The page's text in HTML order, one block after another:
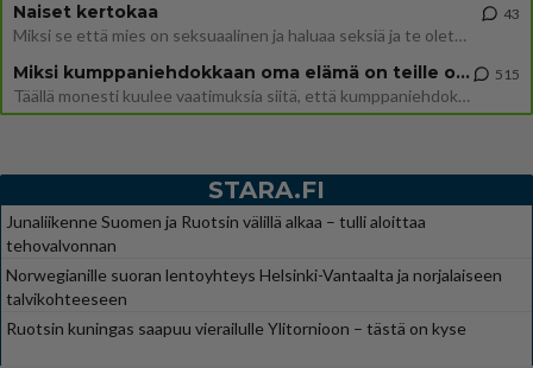
Naiset kertokaa
Miksi se että mies on seksuaalinen ja haluaa seksiä ja te olette hänen mielestänne haluttava on vastenmielistä? Mikä sii
43
Miksi kumppaniehdokkaan oma elämä on teille ongelma?
Täällä monesti kuulee vaatimuksia siitä, että kumppaniehdokkaalla ei saisi olla lemmikkejä, lapsia, kavereita, eksiä, su
515
STARA.FI
Junaliikenne Suomen ja Ruotsin välillä alkaa – tulli aloittaa
tehovalvonnan
Norwegianille suoran lentoyhteys Helsinki-Vantaalta ja norjalaiseen
talvikohteeseen
Ruotsin kuningas saapuu vierailulle Ylitornioon – tästä on kyse